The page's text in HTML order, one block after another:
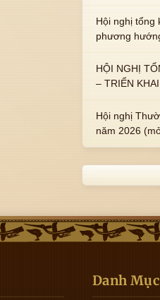
Phạm Thị
Phạm Miện
Hội nghị tổng
phương
HỘI NGHỊ
– TRIỂN KHAI
Hội nghị
năm 2026
Danh Mục